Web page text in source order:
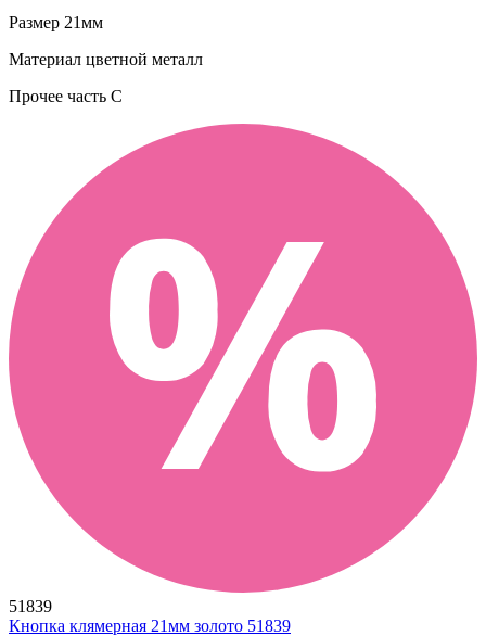
Размер 21мм
Материал цветной металл
Прочее часть C
51839
Кнопка клямерная 21мм золото 51839